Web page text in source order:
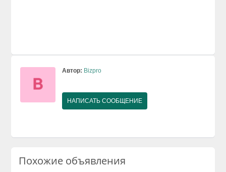
Автор: Bizpro
НАПИСАТЬ СООБЩЕНИЕ
Похожие объявления